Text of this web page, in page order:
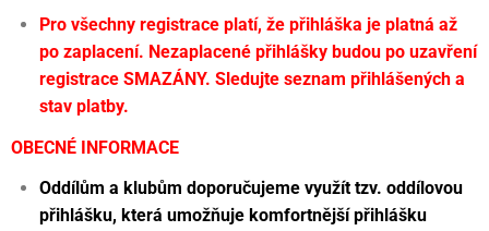
Pro všechny registrace platí, že přihláška je platná až
po zaplacení. Nezaplacené přihlášky budou po uzavření
registrace SMAZÁNY. Sledujte seznam přihlášených a
stav platby.
OBECNÉ INFORMACE
Oddílům a klubům doporučujeme využít tzv. oddílovou
přihlášku, která umožňuje komfortnější přihlášku